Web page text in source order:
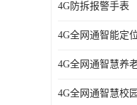
2G/BT4.0智能
2G/4G智慧养
4G防拆报警手表
4G全网通智能定
4G全网通智慧养
4G全网通智慧校